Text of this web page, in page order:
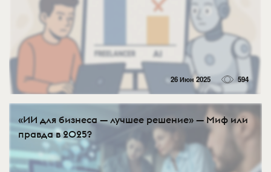
26 Июн 2025 594
«ИИ для бизнеса — лучшее решение» — Миф или
правда в 2025?